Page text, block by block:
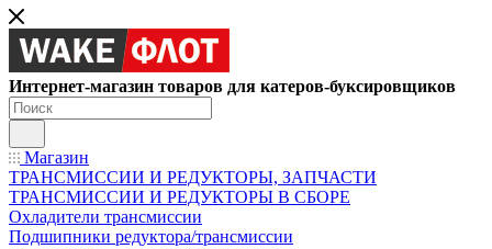
Интернет-магазин товаров для катеров-буксировщиков
Магазин
ТРАНСМИССИИ И РЕДУКТОРЫ, ЗАПЧАСТИ
ТРАНСМИССИИ И РЕДУКТОРЫ В СБОРЕ
Охладители трансмиссии
Подшипники редуктора/трансмиссии